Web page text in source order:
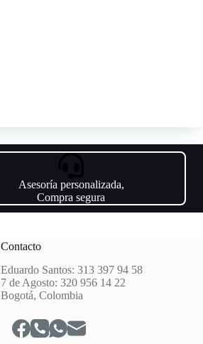
Asesoría personalizada,
Compra segura
Contacto
Eduardo Santos: 313 397 94 58
7 de Agosto: 320 956 14 22
Bogotá, Colombia